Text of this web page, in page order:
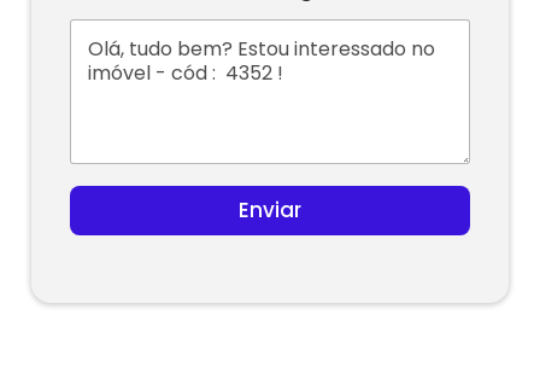
d
S
e
s
1
Enviar